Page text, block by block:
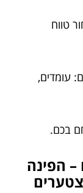
טווח
עומדים,
בכם.
– הפינה